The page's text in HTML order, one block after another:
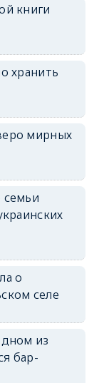
erid: 2SDnjdvhGXG
книги
хранить
мирных
семьи
о
селе
из
бар-